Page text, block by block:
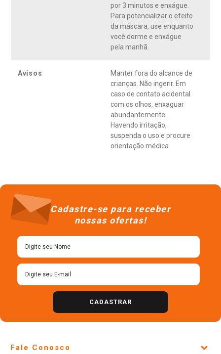
por 3 minutos e enxágue.
Para potencializar o efeito
da máscara, use enquanto
você dorme e enxágue
pela manhã.
Avisos
Manter fora do alcance de
crianças. Não ingerir. Em
caso de contato acidental
com os olhos, enxaguar
abundantemente.
Havendo irritação,
suspenda o uso e procure
orientação médica.
Cadastre-se para receber
nossas ofertas!
CADASTRAR
Fale Conosco